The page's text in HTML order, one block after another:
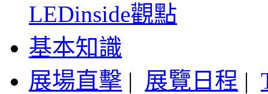
LEDinside觀點
基本知識
展場直擊 | 展覽日程 |